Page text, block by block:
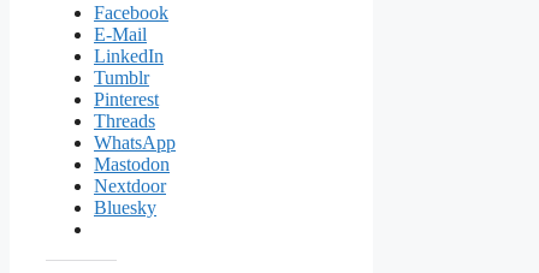
Facebook
E-Mail
LinkedIn
Tumblr
Pinterest
Threads
WhatsApp
Mastodon
Nextdoor
Bluesky